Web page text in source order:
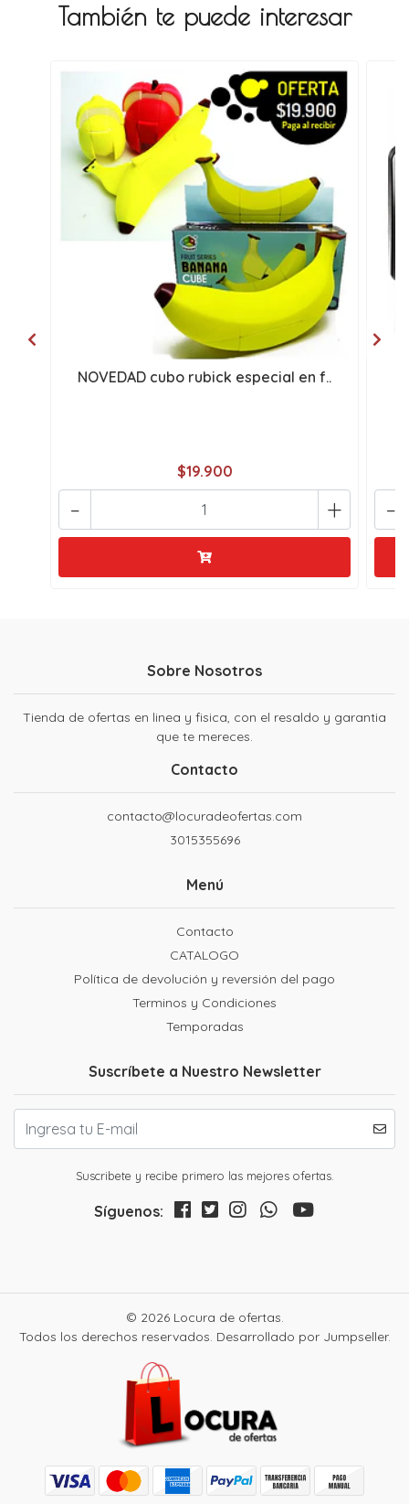
También te puede interesar
NOVEDAD cubo rubick especial en f..
$19.900
+
- -
Sobre Nosotros
Tienda de ofertas en linea y fisica, con el resaldo y garantia
que te mereces.
Contacto
contacto@locuradeofertas.com
3015355696
Menú
Contacto
CATALOGO
Política de devolución y reversión del pago
Terminos y Condiciones
Temporadas
Suscríbete a Nuestro Newsletter
Suscribete y recibe primero las mejores ofertas.
Síguenos:
© 2026 Locura de ofertas.
Todos los derechos reservados. Desarrollado por Jumpseller.